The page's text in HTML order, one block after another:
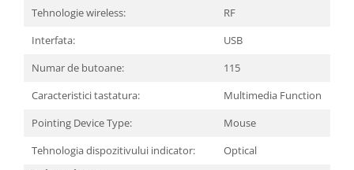
Tehnologie wireless:
RF
Interfata:
USB
Numar de butoane:
115
Caracteristici tastatura:
Multimedia Function
Pointing Device Type:
Mouse
Tehnologia dispozitivului indicator:
Optical